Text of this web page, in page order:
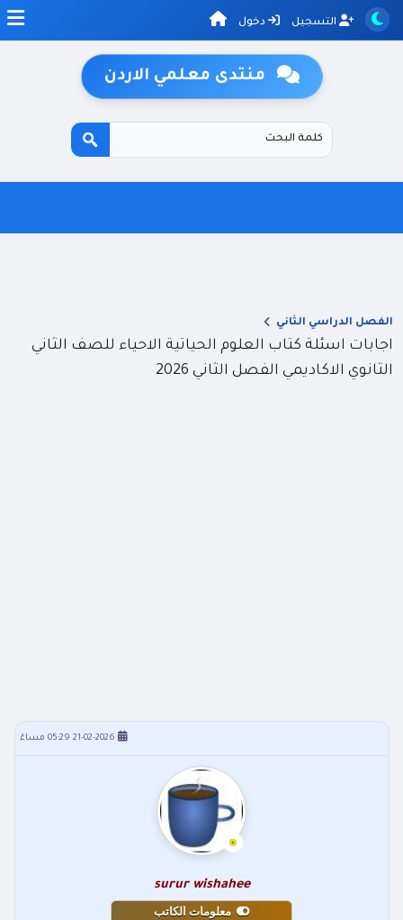
التسجيل دخول
منتدى معلمي الاردن
الفصل الدراسي الثاني
اجابات اسئلة كتاب العلوم الحياتية الاحياء للصف الثاني
الثانوي الاكاديمي الفصل الثاني 2026
21-02-2026 05:29 مساءً
surur wishahee
معلومات الكاتب